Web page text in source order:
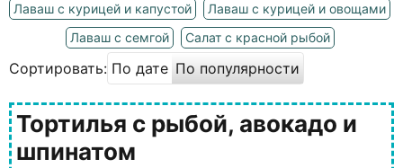
Лаваш с курицей и капустой
Лаваш с курицей и овощами
Лаваш с семгой
Салат с красной рыбой
Сортировать: По дате По популярности
Тортилья с рыбой, авокадо и
шпинатом